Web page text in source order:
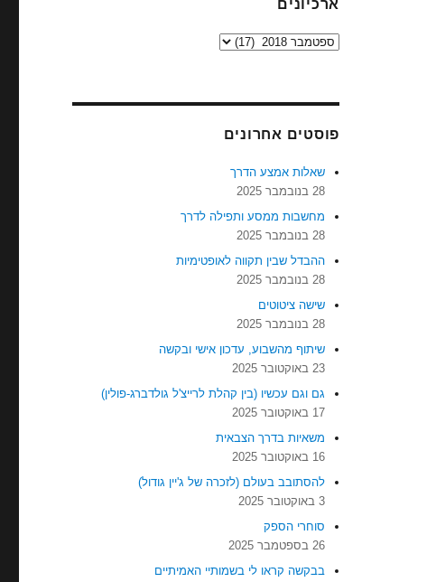
ארכיונים
ארכיונים
פוסטים אחרונים
שאלות אמצע הדרך
28 בנובמבר 2025
מחשבות ממסע ותפילה לדרך
28 בנובמבר 2025
ההבדל שבין תקווה לאופטימיות
28 בנובמבר 2025
שישה ציטוטים
28 בנובמבר 2025
שיתוף מהשבוע, עדכון אישי ובקשה
23 באוקטובר 2025
גם וגם עכשיו (בין קהלת לרייצ'ל גולדברג-פולין)
17 באוקטובר 2025
משאיות בדרך הצבאית
16 באוקטובר 2025
להסתובב בעולם (לזכרה של ג'יין גודול)
3 באוקטובר 2025
סוחרי הספק
26 בספטמבר 2025
בבקשה קראו לי בשמותיי האמיתיים